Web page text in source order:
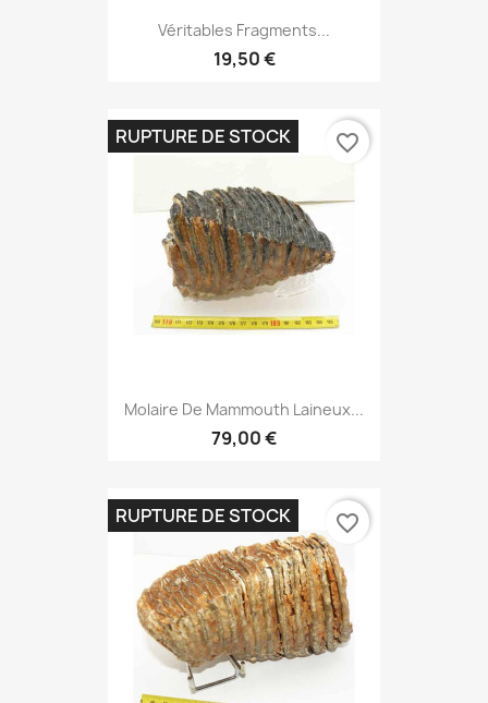
Véritables Fragments...
19,50 €
Molaire De Mammouth Laineux...
79,00 €
RUPTURE DE STOCK favorite_border
RUPTURE DE STOCK favorite_border